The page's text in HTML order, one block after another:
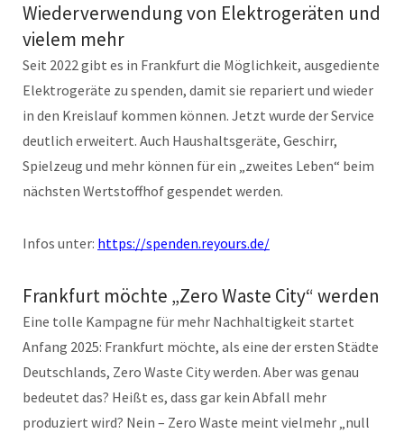
Wiederverwendung von Elektrogeräten und
vielem mehr
Seit 2022 gibt es in Frankfurt die Möglichkeit, ausgediente
Elektrogeräte zu spenden, damit sie repariert und wieder
in den Kreislauf kommen können. Jetzt wurde der Service
deutlich erweitert. Auch Haushaltsgeräte, Geschirr,
Spielzeug und mehr können für ein „zweites Leben“ beim
nächsten Wertstoffhof gespendet werden.
Infos unter: https://spenden.reyours.de/
Frankfurt möchte „Zero Waste City“ werden
Eine tolle Kampagne für mehr Nachhaltigkeit startet
Anfang 2025: Frankfurt möchte, als eine der ersten Städte
Deutschlands, Zero Waste City werden. Aber was genau
bedeutet das? Heißt es, dass gar kein Abfall mehr
produziert wird? Nein – Zero Waste meint vielmehr „null